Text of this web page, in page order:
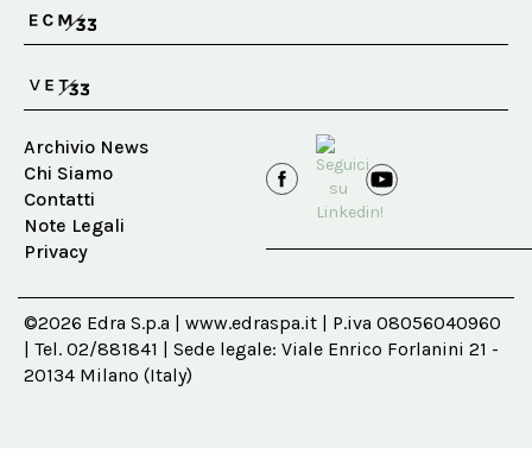
Archivio News
Chi Siamo
Contatti
Note Legali
Privacy
©2026 Edra S.p.a | www.edraspa.it | P.iva 08056040960
| Tel. 02/881841 | Sede legale: Viale Enrico Forlanini 21 -
20134 Milano (Italy)